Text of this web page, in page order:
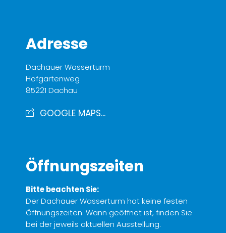
Adresse
Dachauer Wasserturm
Hofgartenweg
85221 Dachau
GOOGLE MAPS...
Öffnungszeiten
Bitte beachten Sie:
Der Dachauer Wasserturm hat keine festen
Öffnungszeiten. Wann geöffnet ist, finden Sie
bei der jeweils aktuellen Ausstellung.